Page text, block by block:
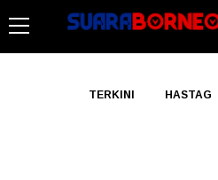
TERKINI HASTAG